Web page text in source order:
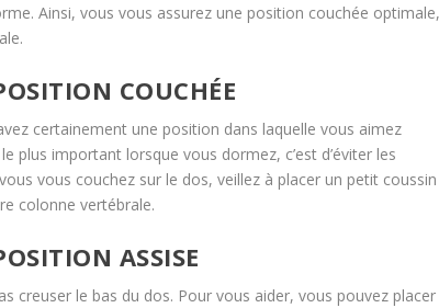
Ainsi, vous vous assurez une position couchée
COUCHÉE
certainement une position dans laquelle vous aimez
le plus important lorsque vous dormez, c’est d’éviter les
vous couchez sur le dos, veillez à placer un petit coussin
colonne vertébrale.
ASSISE
creuser le bas du dos. Pour vous aider, vous pouvez placer